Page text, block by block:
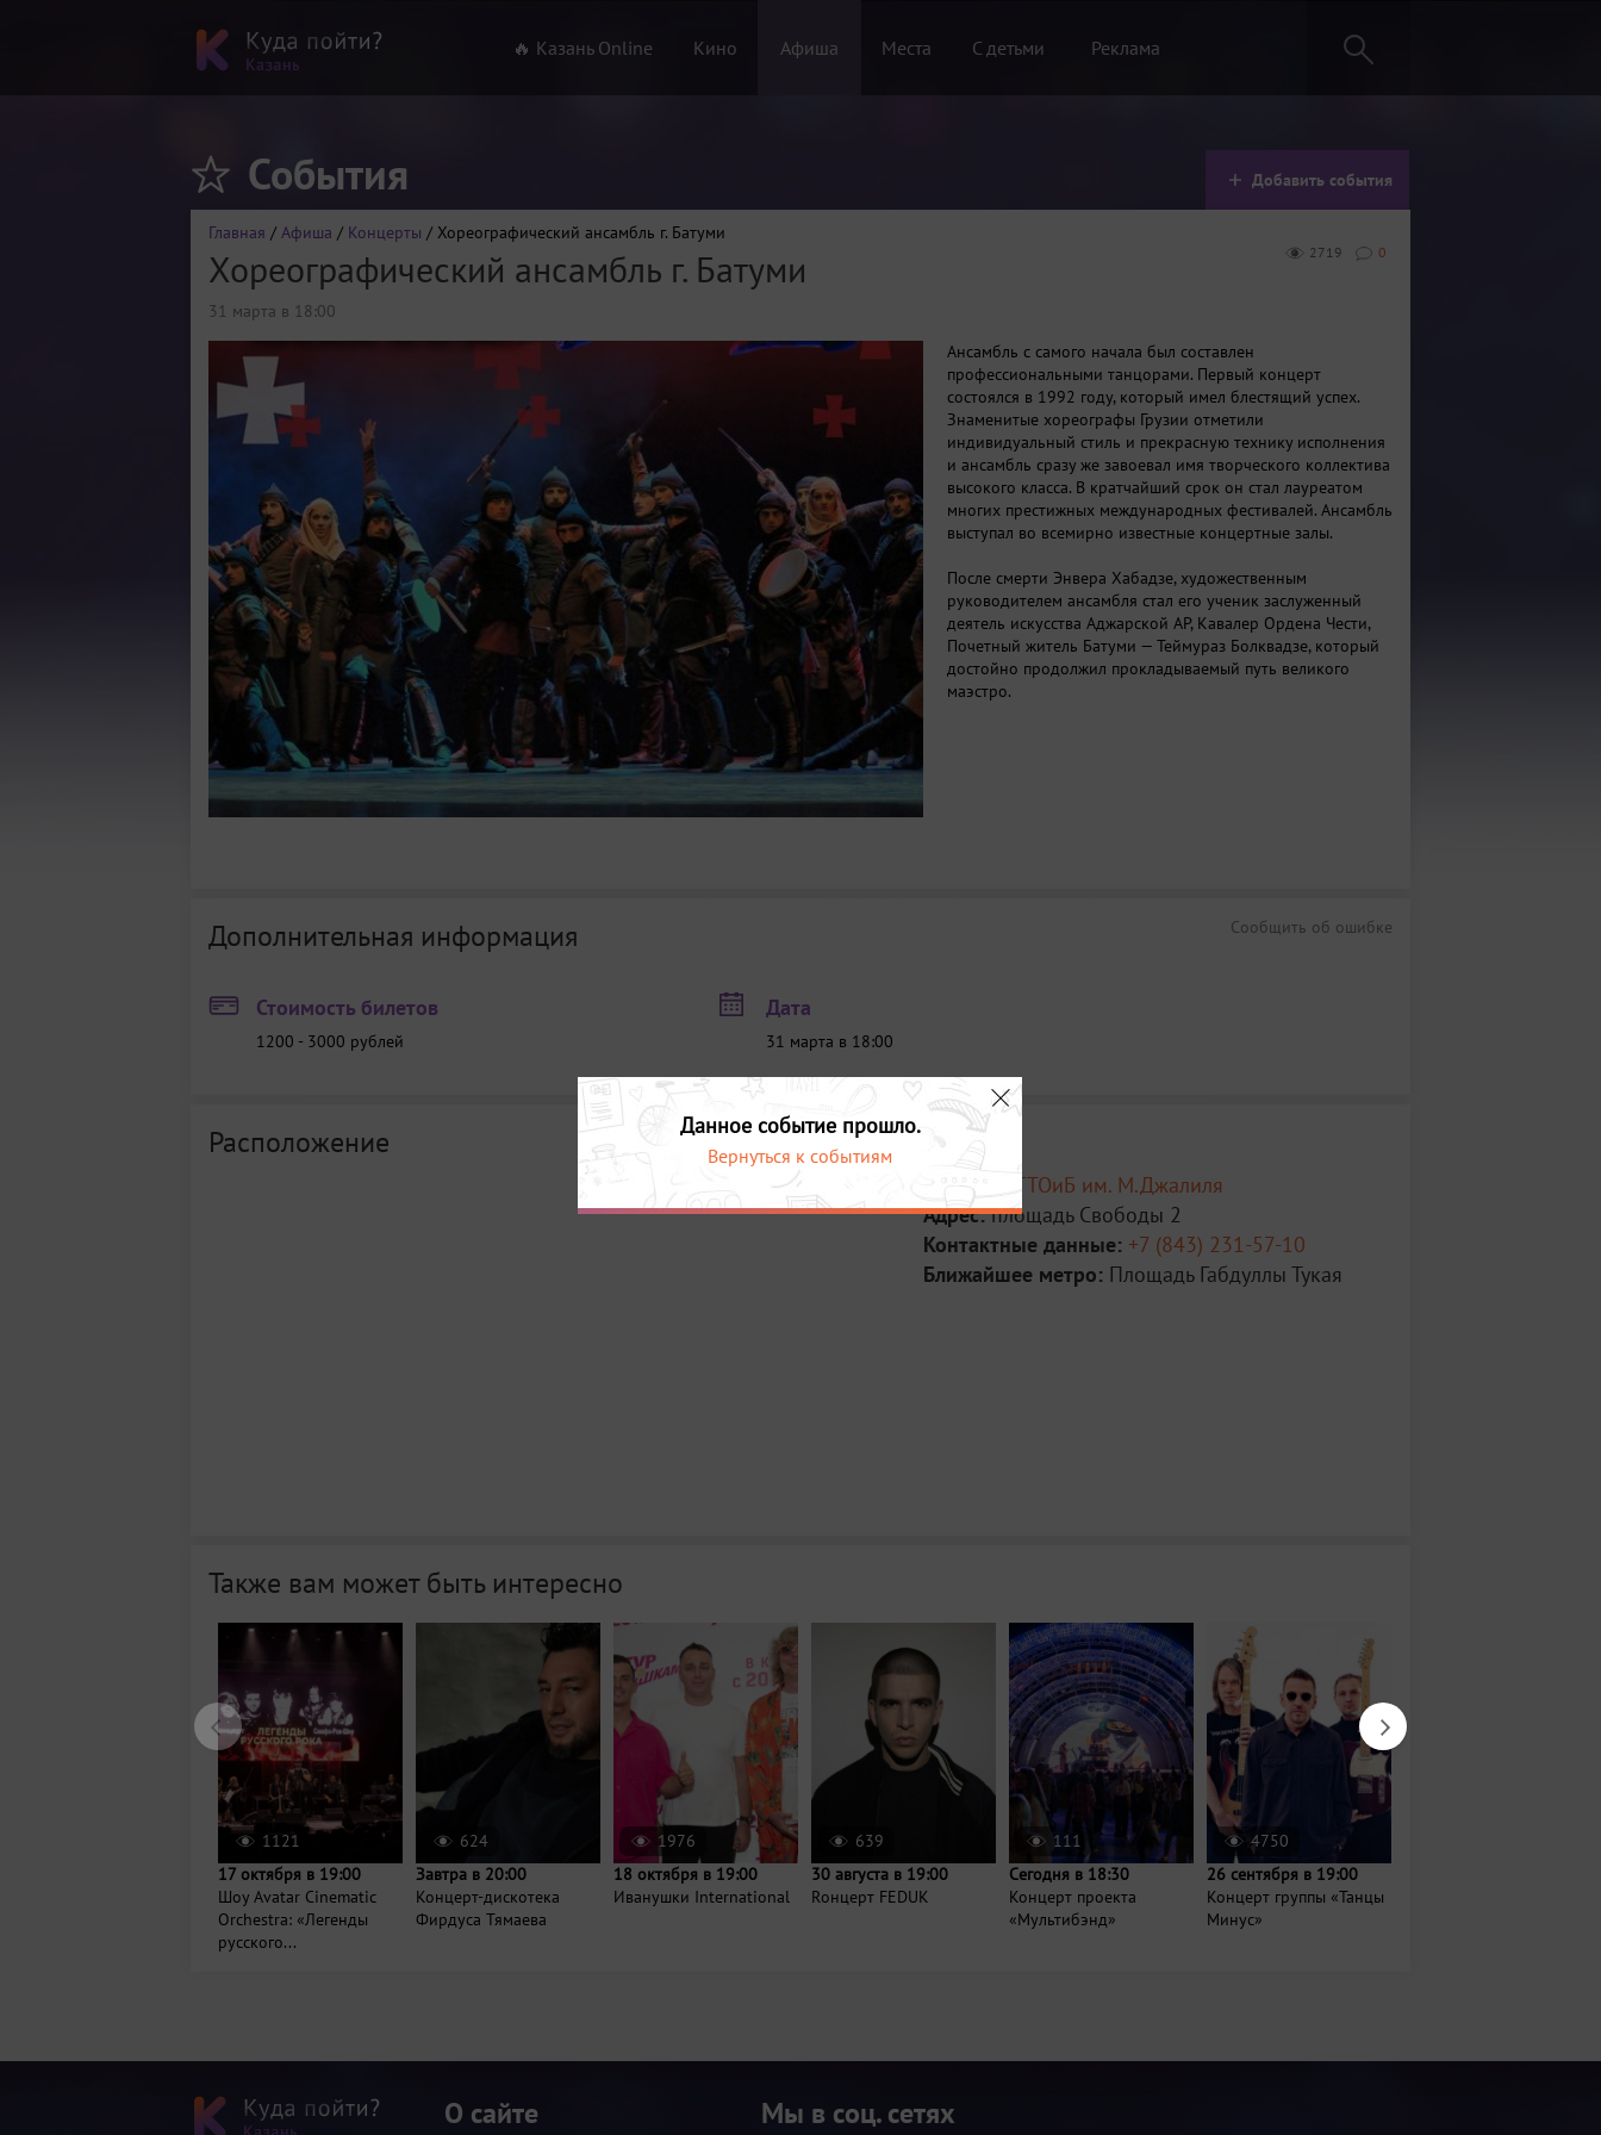
🔥 Казань Online Кино Афиша Места С детьми Реклама
События Добавить события
Главная / Афиша / Концерты / Хореографический ансамбль г. Батуми
0
2719
Хореографический ансамбль г. Батуми
31 марта в 18:00
Ансамбль с самого начала был составлен
профессиональными танцорами. Первый концерт
состоялся в 1992 году, который имел блестящий успех.
Знаменитые хореографы Грузии отметили
индивидуальный стиль и прекрасную технику исполнения
и ансамбль сразу же завоевал имя творческого коллектива
высокого класса. В кратчайший срок он стал лауреатом
многих престижных международных фестивалей. Ансамбль
выступал во всемирно известные концертные залы.
После смерти Энвера Хабадзе, художественным
руководителем ансамбля стал его ученик заслуженный
деятель искусства Аджарской АР, Кавалер Ордена Чести,
Почетный житель Батуми — Теймураз Болквадзе, который
достойно продолжил прокладываемый путь великого
маэстро.
Сообщить об ошибке
Дополнительная информация
Стоимость билетов
1200 - 3000 рублей
Дата
31 марта в 18:00
Расположение
Место:
ТАГТОиБ им. М.Джалиля
Адрес:площадь Свободы 2
Контактные данные: +7 (843) 231-57-10
Ближайшее метро: Площадь Габдуллы Тукая
Также вам может быть интересно
1121
17 октября в 19:00
Шоу Avatar Cinematic
Orchestra: «Легенды
русского...
624
Завтра в 20:00
Концерт-дискотека
Фирдуса Тямаева
1976
18 октября в 19:00
Иванушки International
639
30 августа в 19:00
Rонцерт FEDUK
111
Сегодня в 18:30
Концерт проекта
«Мультибэнд»
4750
26 сентября в 19:00
Концерт группы «Танцы
Минус»
Данное событие прошло.
Вернуться к событиям
О сайте Мы в соц. сетях